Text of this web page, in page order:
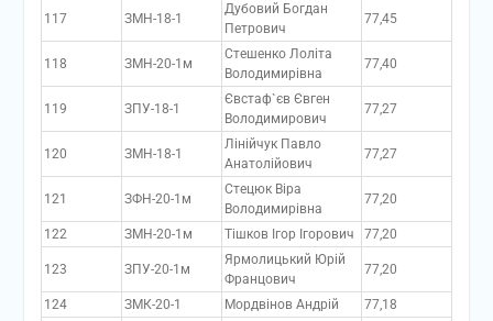
117 ЗМН-18-1
Дубовий Богдан
Петрович
77,45
118 ЗМН-20-1м
Стешенко Лоліта
Володимирівна
77,40
119 ЗПУ-18-1
Євстаф`єв Євген
Володимирович
77,27
120 ЗМН-18-1
Лінійчук Павло
Анатолійович
77,27
121 ЗФН-20-1м
Стецюк Віра
Володимирівна
77,20
122 ЗМН-20-1м Тішков Ігор Ігорович 77,20
123 ЗПУ-20-1м
Ярмолицький Юрій
Францович
77,20
124 ЗМК-20-1 Мордвінов Андрій 77,18